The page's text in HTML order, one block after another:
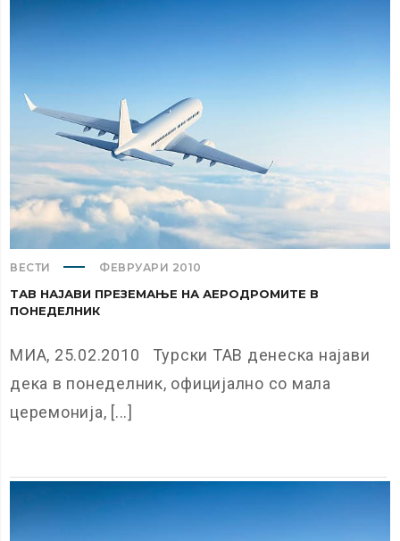
ВЕСТИ ФЕВРУАРИ 2010
ТАВ НАЈАВИ ПРЕЗЕМАЊЕ НА АЕРОДРОМИТЕ В
ПОНЕДЕЛНИК
МИА, 25.02.2010 Турски ТАВ денеска најави
дека в понеделник, официјално со мала
церемонија, [...]